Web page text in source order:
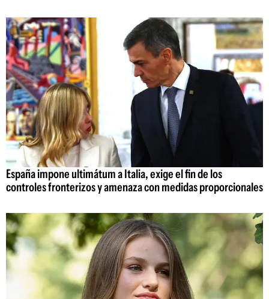
España impone ultimátum a Italia, exige el fin de los
controles fronterizos y amenaza con medidas proporcionales